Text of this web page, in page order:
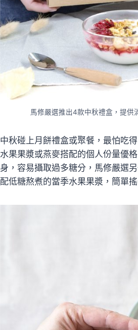
馬修嚴選推出4款中秋禮盒，提供
中秋碰上月餅禮盒或聚餐，最怕吃
水果果漿或燕麥搭配的個人份量優
身，容易攝取過多糖分，馬修嚴選
配低糖熬煮的當季水果果漿，簡單